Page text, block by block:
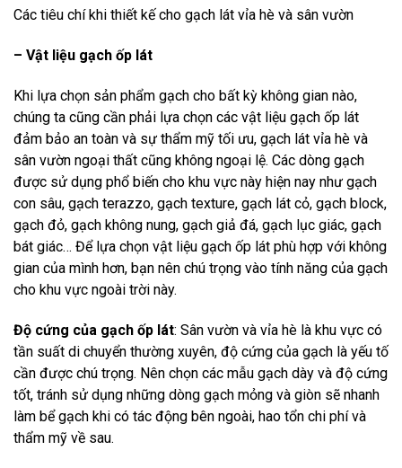
Các tiêu chí khi thiết kế cho gạch lát vỉa hè và sân vườn
– Vật liệu gạch ốp lát
Khi lựa chọn sản phẩm gạch cho bất kỳ không gian nào,
chúng ta cũng cần phải lựa chọn các vật liệu gạch ốp lát
đảm bảo an toàn và sự thẩm mỹ tối ưu, gạch lát vỉa hè và
sân vườn ngoại thất cũng không ngoại lệ. Các dòng gạch
được sử dụng phổ biến cho khu vực này hiện nay như gạch
con sâu, gạch terazzo, gạch texture, gạch lát cỏ, gạch block,
gạch đỏ, gạch không nung, gạch giả đá, gạch lục giác, gạch
bát giác… Để lựa chọn vật liệu gạch ốp lát phù hợp với không
gian của mình hơn, bạn nên chú trọng vào tính năng của gạch
cho khu vực ngoài trời này.
Độ cứng của gạch ốp lát: Sân vườn và vỉa hè là khu vực có
tần suất di chuyển thường xuyên, độ cứng của gạch là yếu tố
cần được chú trọng. Nên chọn các mẫu gạch dày và độ cứng
tốt, tránh sử dụng những dòng gạch mỏng và giòn sẽ nhanh
làm bể gạch khi có tác động bên ngoài, hao tổn chi phí và
thẩm mỹ về sau.